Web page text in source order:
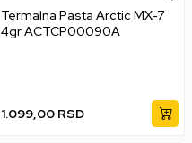
Termalna Pasta Arctic MX-7
4gr ACTCP00090A
1.099,00 RSD